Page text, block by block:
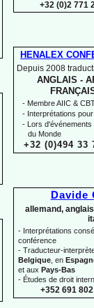
+32 (0)2 771
HENALEX
Depuis 2008
ANGLAIS -
- Membre AIIC &
- Interprétations
- Lors
du Monde
+32 (0)494 33
Davide
allemand,
- Interprétations
conférence
- Traducteur-
Belgique , en
et aux Pays-Bas
- Études de droit
+352 691